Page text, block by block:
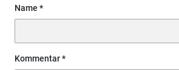
Name
Kommentar